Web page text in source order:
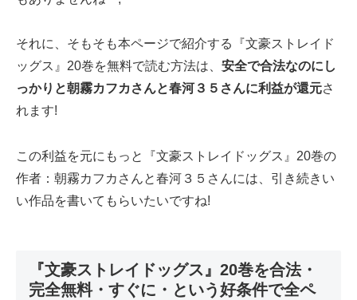
それに、そもそも本ページで紹介する『文豪ストレイド
ッグス』20巻を無料で読む方法は、 安全で合法なのにし
っかりと朝霧カフカさんと春河３５さんに利益が還元さ
れます!
この利益を元にもっと『文豪ストレイドッグス』20巻の
作者：朝霧カフカさんと春河３５さんには、引き続きい
い作品を書いてもらいたいですね!
『文豪ストレイドッグス』20巻を合法・
完全無料・すぐに・という好条件で全ペ